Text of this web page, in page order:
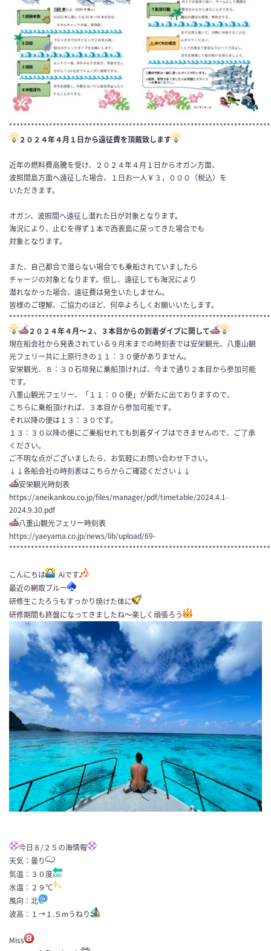
２０２４年４月１日から遠征費を頂戴致します
近年の燃料費高騰を受け、２０２４年４月１日からオガン方面、
波照間島方面へ遠征した場合、１日お一人￥３，０００（税込）を
いただきます。
オガン、波照間へ遠征し潜れた日が対象となります。
海況により、止むを得ず１本で西表島に戻ってきた場合でも
対象となります。
また、自己都合で潜らない場合でも乗船されていましたら
チャージの対象となります。但し、遠征しても海況により
潜れなかった場合、遠征費は発生いたしません。
皆様のご理解、ご協力のほど、何卒よろしくお願いいたします。
２０２４年４月〜２、３本目からの到着ダイブに関して
現在船会社から発表されている９月末までの時刻表では安栄観光、八重山観
光フェリー共に上原行きの１１：３０便がありません。
安栄観光、８：３０石垣発に乗船頂ければ、今まで通り２本目から参加可能
です。
八重山観光フェリー、「１１：００便」が新たに出ておりますので、
こちらに乗船頂ければ、３本目から参加可能です。
それ以降の便は１３：３０です。
１３：３０以降の便にご乗船せれても到着ダイブはできませんので、ご了承
ください。
ご不明な点がございましたら、お気軽にお問い合わせ下さい。
↓↓各船会社の時刻表はこちらからご確認ください↓↓
安栄観光時刻表
https://aneikankou.co.jp/files/manager/pdf/timetable/2024.4.1-
2024.9.30.pdf
八重山観光フェリー時刻表
https://yaeyama.co.jp/news/lib/upload/69-
こんにちは
Aiです
最近の網取ブルー
研修生こたろうもすっかり焼けた体に
研修期間も終盤になってきましたね～楽しく頑張ろう
今日８/２５の海情報
天気：曇り
気温：３０度
水温：２９℃
風向：北
波高：１→１.５mうねり
Miss